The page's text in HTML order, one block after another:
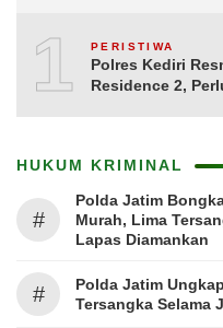
10PERISTIWA
Polres Kediri
Residence 2,
HUKUM KRIMINAL
#
Polda Jatim
Murah, Lima
Lapas Diamankan
#
Polda Jatim
Tersangka Selama